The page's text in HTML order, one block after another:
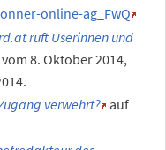
online-ag_FwQ
ruft Userinnen und
8. Oktober 2014,
verwehrt? auf